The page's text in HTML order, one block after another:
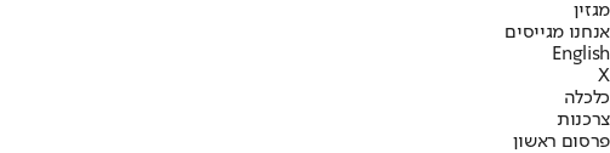
מגזין
אנחנו מגייסים
English
X
כלכלה
צרכנות
פרסום ראשון